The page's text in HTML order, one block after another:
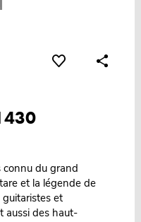
connu du grand
et la légende de
et
aussi des haut-